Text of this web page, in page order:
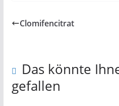
Clomifencitrat
Das könnte
gefallen